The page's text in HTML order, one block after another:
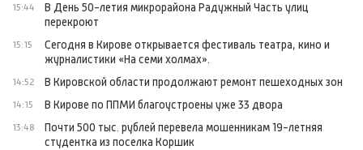
15:44
В День 50-летия микрорайона Радужный Часть улиц
перекроют
15:15
Сегодня в Кирове открывается фестиваль театра, кино и
журналистики «На семи холмах».
14:52 В Кировской области продолжают ремонт пешеходных зон
14:15 В Кирове по ППМИ благоустроены уже 33 двора
13:48
Почти 500 тыс. рублей перевела мошенникам 19-летняя
студентка из поселка Коршик